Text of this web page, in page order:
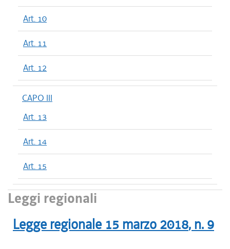
Art. 10
Art. 11
Art. 12
CAPO III
Art. 13
Art. 14
Art. 15
Leggi regionali
Legge regionale 15 marzo 2018, n. 9